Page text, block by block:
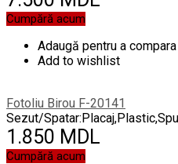
Cumpără acum
Adaugă pentru a compara
Add to wishlist
Fotoliu Birou F-20141
Sezut/
1.850 MDL
Cumpără acum